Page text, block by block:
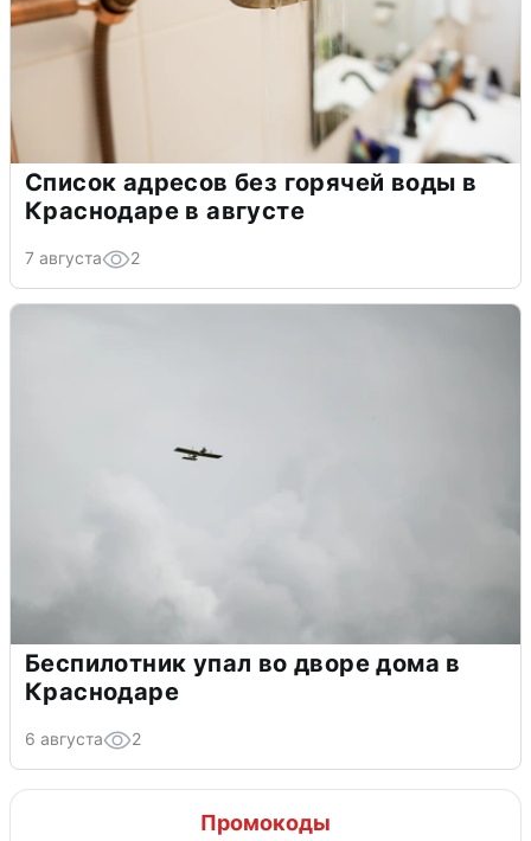
Список адресов без горячей воды в
Краснодаре в августе
7 августа 2
Беспилотник упал во дворе дома в
Краснодаре
6 августа 2
Промокоды